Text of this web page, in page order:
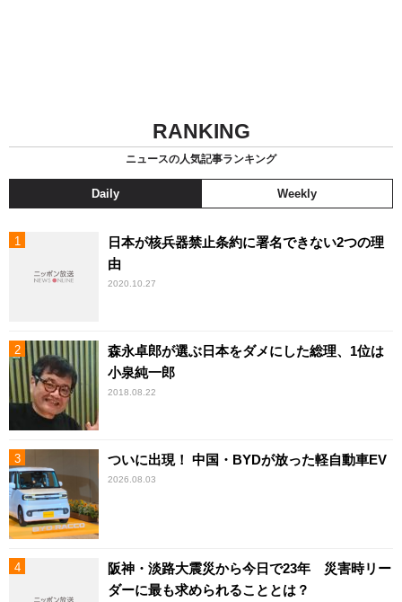
RANKING
ニュースの人気記事ランキング
Daily Weekly
日本が核兵器禁止条約に署名できない2つの理
由
2020.10.27
森永卓郎が選ぶ日本をダメにした総理、1位は
小泉純一郎
2018.08.22
ついに出現！ 中国・BYDが放った軽自動車EV
2026.08.03
阪神・淡路大震災から今日で23年 災害時リー
ダーに最も求められることとは？